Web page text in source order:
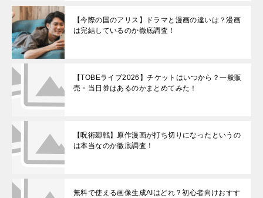
【今際の国のアリス】ドラマと漫画の違いは？漫画
は完結しているのか徹底調査！
【TOBEライブ2026】チケットはいつから？一般販
売・当日券はあるのかまとめてみた！
【呪術廻戦】原作漫画が打ち切りになったというの
は本当なのか徹底調査！
無料で使える画像生成AIはどれ？初心者向けおすす